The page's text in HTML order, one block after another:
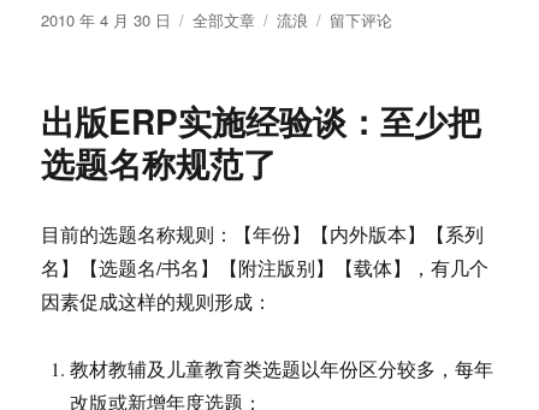
发
2010 年 4 月 30 日
分
全部文章
标
流浪
于
南
方：
孤
学
院”
留下评论
出版ERP实施经验谈：至少把
选题名称规范了
目前的选题名称规则：【年份】【内外版本】【系列
名】【选题名/书名】【附注版别】【载体】，有几个
因素促成这样的规则形成：
教材教辅及儿童教育类选题以年份区分较多，每年
改版或新增年度选题；